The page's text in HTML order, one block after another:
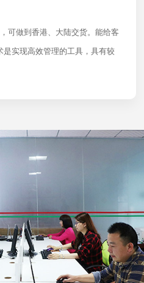
可做到香港、大陆交货。能给客
是实现高效管理的工具，具有较